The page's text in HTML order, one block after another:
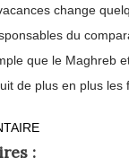
change
du
que le Maghreb
de plus en plus les
les français
: